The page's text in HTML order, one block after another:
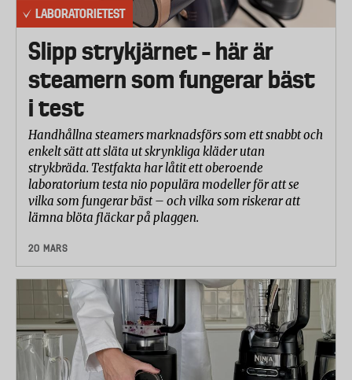
LABORATORIETEST
Slipp strykjärnet – här är
steamern som fungerar bäst
i test
Handhållna steamers marknadsförs som ett snabbt och
enkelt sätt att släta ut skrynkliga kläder utan
strykbräda. Testfakta har låtit ett oberoende
laboratorium testa nio populära modeller för att se
vilka som fungerar bäst – och vilka som riskerar att
lämna blöta fläckar på plaggen.
20 MARS